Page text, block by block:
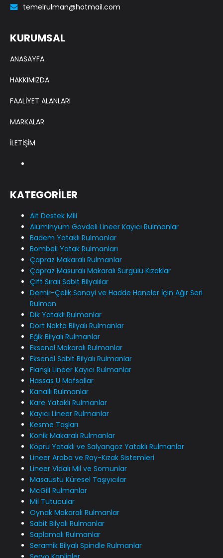
temelrulman@hotmail.com
KURUMSAL
ANASAYFA
HAKKIMIZDA
FAALİYET ALANLARI
MARKALAR
İLETİŞİM
KATEGORİLER
Alt Destek Mili
Alüminyum Gövdeli Lineer Kayıcı Rulmanlar
Badem Yataklı Rulmanlar
Bombeli Yatak Rulmanları
Çapraz Makaralı Rulmanlar
Çapraz Masuralı Makaralı Sürgülü Kızaklar
Çift Sıralı Sabit Bilyalılar
Demir-Çelik Sanayi ve Hadde Haneler İçin Ağır Seri
Rulman
Dik Yataklı Rulmanlar
Dört Nokta Bilyalı Rulmanlar
Eğik Bilyalı Rulmanlar
Eksenel Makaralı Rulmanlar
Eksenel Sabit Bilyalı Rulmanlar
Flanşlı Lineer Kayıcı Rulmanlar
Hassas U Mafsallar
Kanallı Rulmanlar
Kare Yataklı Rulmanlar
Kayıcı Lineer Rulmanlar
Kesme Taşları
Konik Makaralı Rulmanlar
Köprü Yataklı ve Salyangoz Yataklı Rulmanlar
Lineer Araba ve Ray-Kızak Sistemleri
Lineer Vidalı Mil ve Somunlar
Masaüstü Küresel Taşıyıcılar
McGill Rulmanlar
Mil Tutucular
Oynak Makaralı Rulmanlar
Sabit Bilyalı Rulmanlar
Saplamalı Rulmanlar
Seramik Bilyalı Spindle Rulmanlar